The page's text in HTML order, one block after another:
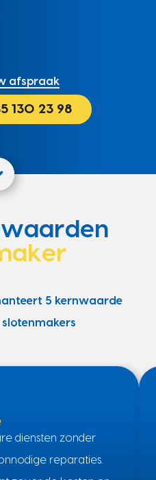
afspraak
130 23 98
5 kernwaarde
diensten zonder
reparaties.